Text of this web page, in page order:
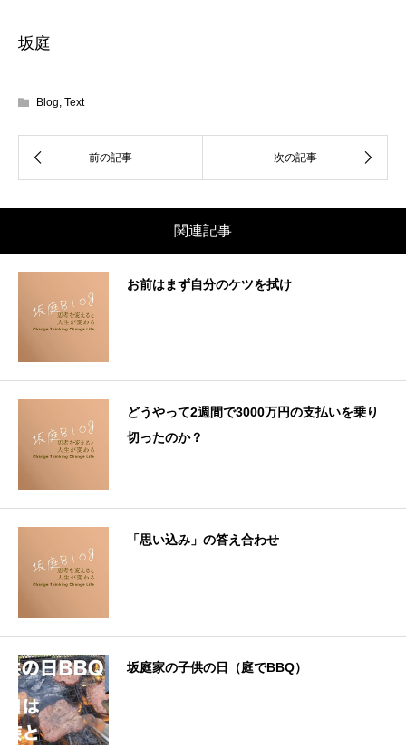
坂庭
Blog, Text
関連記事
お前はまず自分のケツを拭け
どうやって2週間で3000万円の支払いを乗り
切ったのか？
「思い込み」の答え合わせ
坂庭家の子供の日（庭でBBQ）